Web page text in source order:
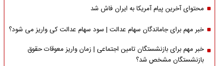
محتوای آخرین پیام آمریکا به ایران فاش شد
خبر مهم برای جاماندگان سهام عدالت | سود سهام عدالت کی واریز می شود؟
خبر مهم برای بازنشستگان تامین اجتماعی | زمان واریز معوقات حقوق
بازنشستگان مشخص شد؟